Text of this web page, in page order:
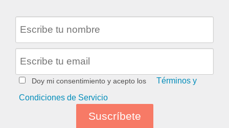
Doy mi consentimiento y acepto los
Términos y
Condiciones de Servicio